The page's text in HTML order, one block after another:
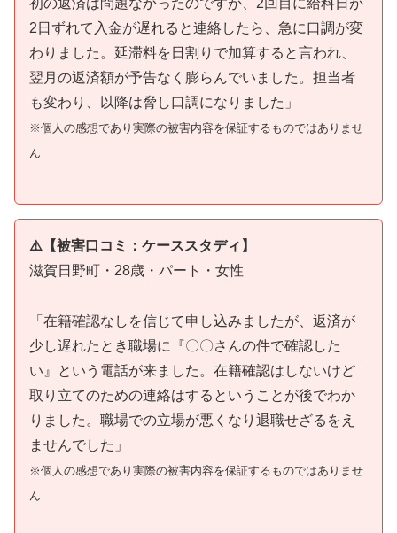
2日ずれて入金が遅れると連絡したら、急に口調が変
わりました。延滞料を日割りで加算すると言われ、
翌月の返済額が予告なく膨らんでいました。担当者
も変わり、以降は脅し口調になりました」
※個人の感想であり実際の被害内容を保証するものではありませ
ん
⚠️【被害口コミ：ケーススタディ】
滋賀日野町・28歳・パート・女性
「在籍確認なしを信じて申し込みましたが、返済が
少し遅れたとき職場に『〇〇さんの件で確認した
い』という電話が来ました。在籍確認はしないけど
取り立てのための連絡はするということが後でわか
りました。職場での立場が悪くなり退職せざるをえ
ませんでした」
※個人の感想であり実際の被害内容を保証するものではありませ
ん